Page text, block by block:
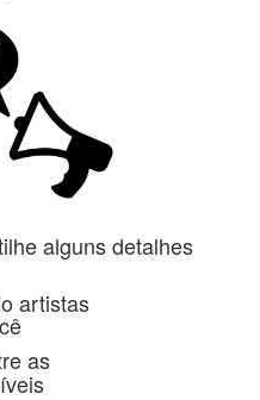
alguns detalhes
artistas
as